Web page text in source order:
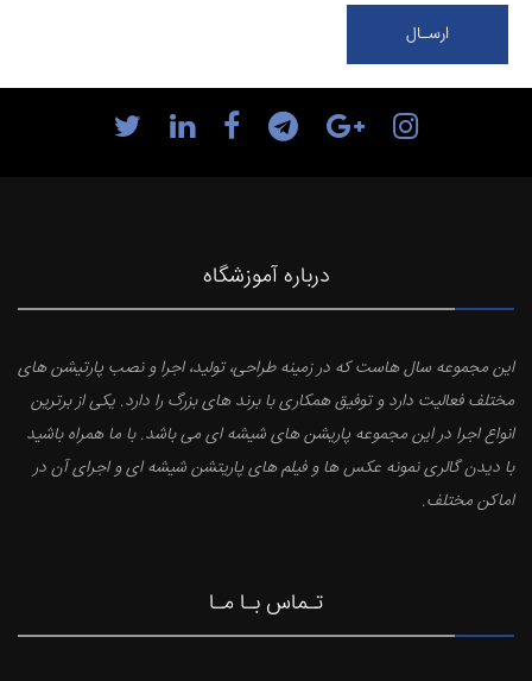
درباره آموزشگاه
این مجموعه سال هاست که در زمینه طراحی، تولید، اجرا و نصب پارتیشن های
مختلف فعالیت دارد و توفیق همکاری با برند های بزرگ را دارد. یکی از برترین
انواع اجرا در این مجموعه پاریشن های شیشه ای می باشد. با ما همراه باشید
با دیدن گالری نمونه عکس ها و فیلم های پاریتشن شیشه ای و اجرای آن در
اماکن مختلف.
تـماس بـا مـا